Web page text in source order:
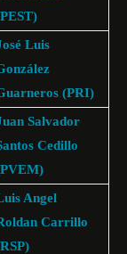
Luis
(PRI)
Salvador
Cedillo
Angel
Carrillo